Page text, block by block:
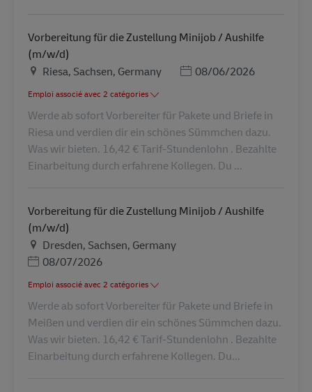
Vorbereitung für die Zustellung Minijob / Aushilfe
(m/w/d)
LieuRiesa, Sachsen, Germany Posted Date
08/06/2026
Emploi associé avec 2 catégories
Werde ab sofort Vorbereiter für Pakete und Briefe in
Riesa und verdien dir ein schönes Sümmchen dazu.
Was wir bieten. 16,42 € Tarif-Stundenlohn . Bezahlte
Einarbeitung durch erfahrene Kollegen. Du ...
Vorbereitung für die Zustellung Minijob / Aushilfe
(m/w/d)
LieuDresden, Sachsen, Germany
Posted Date
08/07/2026
Emploi associé avec 2 catégories
Werde ab sofort Vorbereiter für Pakete und Briefe in
Meißen und verdien dir ein schönes Sümmchen dazu.
Was wir bieten. 16,42 € Tarif-Stundenlohn . Bezahlte
Einarbeitung durch erfahrene Kollegen. Du...